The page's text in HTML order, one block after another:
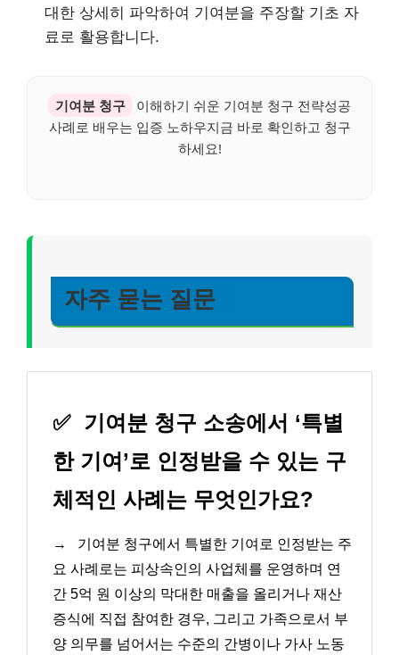
대한 상세히 파악하여 기여분을 주장할 기초 자
료로 활용합니다.
기여분 청구
이해하기 쉬운 기여분 청구 전략성공
사례로 배우는 입증 노하우지금 바로 확인하고 청구
하세요!
자주 묻는 질문
✅ 기여분 청구 소송에서 ‘특별
한 기여’로 인정받을 수 있는 구
체적인 사례는 무엇인가요?
→
기여분 청구에서 특별한 기여로 인정받는 주
요 사례로는 피상속인의 사업체를 운영하며 연
간 5억 원 이상의 막대한 매출을 올리거나 재산
증식에 직접 참여한 경우, 그리고 가족으로서 부
양 의무를 넘어서는 수준의 간병이나 가사 노동